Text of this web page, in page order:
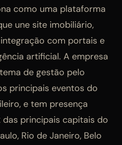
como uma plataforma
une site imobiliário,
integração com portais e
artificial. A empresa
de gestão pelo
principais eventos do
e tem presença
das principais capitais do
Rio de Janeiro, Belo